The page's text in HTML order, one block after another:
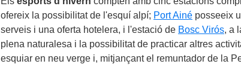
ofereix la possibilitat de l'esquí alpí; Port Ainé posseeix
serveis i una oferta hotelera, i l'estació de Bosc Virós, a
plena naturalesa i la possibilitat de practicar altres
esquiar en neu verge i, mitjançant el remuntador de la